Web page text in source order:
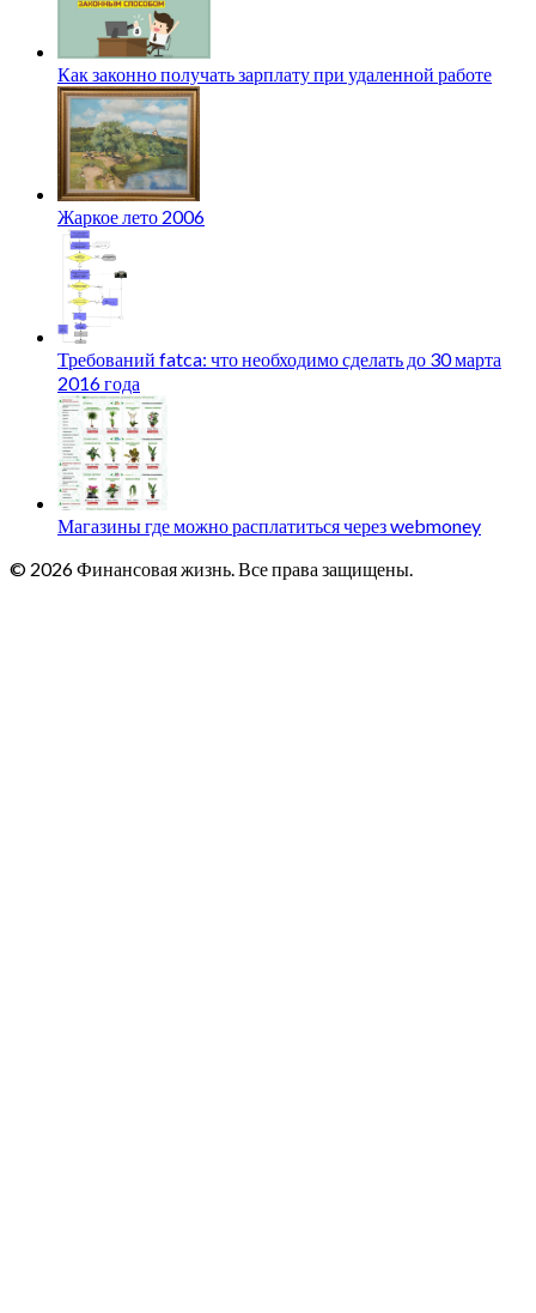
Как законно получать зарплату при удаленной работе
Жаркое лето 2006
Требований fatca: что необходимо сделать до 30 марта
2016 года
Магазины где можно расплатиться через webmoney
© 2026 Финансовая жизнь. Все права защищены.